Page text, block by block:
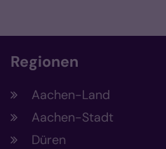
Regionen
Aachen-Land
Aachen-Stadt
Düren